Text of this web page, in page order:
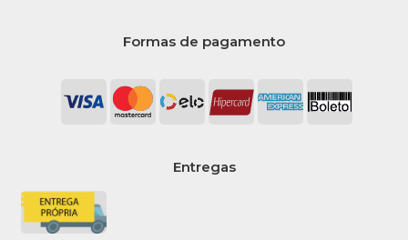
Formas de pagamento
Entregas